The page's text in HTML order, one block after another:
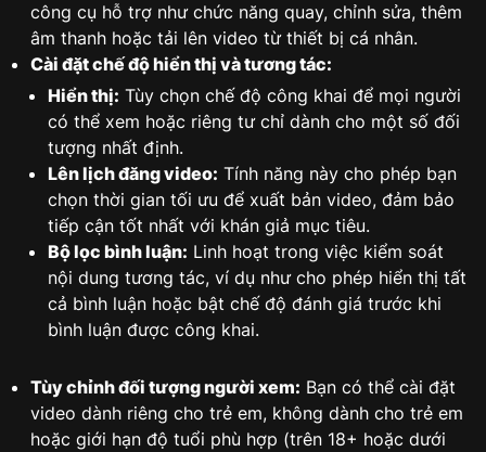
công cụ hỗ trợ như chức năng quay, chỉnh sửa, thêm
âm thanh hoặc tải lên video từ thiết bị cá nhân.
Cài đặt chế độ hiển thị và tương tác:
Hiển thị: Tùy chọn chế độ công khai để mọi người
có thể xem hoặc riêng tư chỉ dành cho một số đối
tượng nhất định.
Lên lịch đăng video: Tính năng này cho phép bạn
chọn thời gian tối ưu để xuất bản video, đảm bảo
tiếp cận tốt nhất với khán giả mục tiêu.
Bộ lọc bình luận: Linh hoạt trong việc kiểm soát
nội dung tương tác, ví dụ như cho phép hiển thị tất
cả bình luận hoặc bật chế độ đánh giá trước khi
bình luận được công khai.
Tùy chỉnh đối tượng người xem: Bạn có thể cài đặt
video dành riêng cho trẻ em, không dành cho trẻ em
hoặc giới hạn độ tuổi phù hợp (trên 18+ hoặc dưới